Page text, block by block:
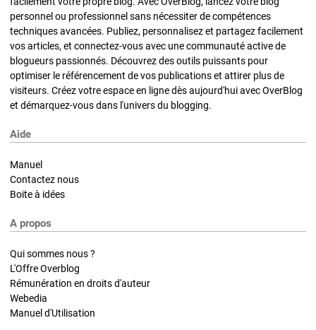
personnel ou professionnel sans nécessiter de compétences
techniques avancées. Publiez, personnalisez et partagez facilement
vos articles, et connectez-vous avec une communauté active de
blogueurs passionnés. Découvrez des outils puissants pour
optimiser le référencement de vos publications et attirer plus de
visiteurs. Créez votre espace en ligne dès aujourd'hui avec OverBlog
et démarquez-vous dans l'univers du blogging.
Aide
Manuel
Contactez nous
Boite à idées
A propos
Qui sommes nous ?
L'Offre Overblog
Rémunération en droits d'auteur
Webedia
Manuel d'Utilisation